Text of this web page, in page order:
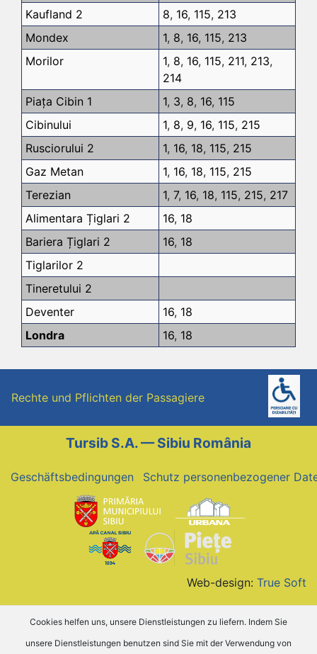
Kaufland 2
8, 16, 115, 213
Mondex
1, 8, 16, 115, 213
Morilor
1, 8, 16, 115, 211, 213,
214
Piața Cibin 1
1, 3, 8, 16, 115
Cibinului
1, 8, 9, 16, 115, 215
Rusciorului 2
1, 16, 18, 115, 215
Gaz Metan
1, 16, 18, 115, 215
Terezian
1, 7, 16, 18, 115, 215, 217
Alimentara Țiglari 2
16, 18
Bariera Țiglari 2
16, 18
Tiglarilor 2
Tineretului 2
Deventer
16, 18
Londra
16, 18
Rechte und Pflichten der Passagiere
Tursib S.A. — Sibiu România
Geschäftsbedingungen Schutz personenbezogener
Web-design: True Soft
Cookies helfen uns, unsere Dienstleistungen zu liefern. Indem Sie
unsere Dienstleistungen benutzen sind Sie mit der Verwendung von